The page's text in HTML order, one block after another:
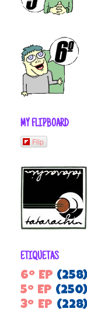
MY FLIPBOARD
Flip
ETIQUETAS
6º EP (258)
5º EP (250)
3º EP (228)